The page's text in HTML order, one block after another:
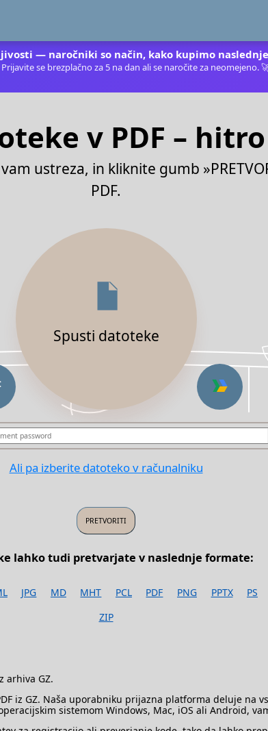
— naročniki so način, kako kupimo
se brezplačno za 5 na dan ali se naročite za neomejeno.
v PDF –
ustreza, in kliknite gumb
PDF.
Spusti datoteke
Ali pa izberite datoteko v računalniku
lahko tudi pretvarjate v naslednje formate:
JPG MD MHT PCL PDF PNG PPTX PS
ZIP
arhiva GZ.
iz GZ. Naša uporabniku prijazna platforma deluje na
sistemom Windows, Mac, iOS ali Android,